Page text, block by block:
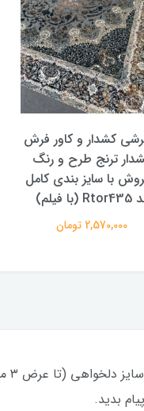
کشدار و کاور فرش
ترنج طرح و رنگ
با سایز بندی کامل
کد Rtor307 (با فیلم)
2,570,000 تومان
بدید.